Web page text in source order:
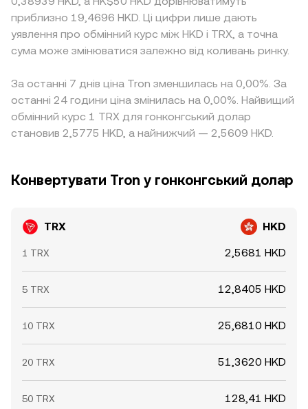
приблизно 19,4696 HKD. Ці цифри лише дають
уявлення про обмінний курс між HKD і TRX, а точна
сума може змінюватися залежно від коливань ринку.
За останні 7 днів ціна Tron зменшилась на 0,00%. За
останні 24 години ціна змінилась на 0,00%. Найвищий
обмінний курс 1 TRX для гонконгський долар
становив 2,5775 HKD, а найнижчий — 2,5609 HKD.
Конвертувати Tron у гонконгський долар
TRX HKD
1 TRX 2,5681 HKD
5 TRX 12,8405 HKD
10 TRX 25,6810 HKD
20 TRX 51,3620 HKD
50 TRX 128,41 HKD